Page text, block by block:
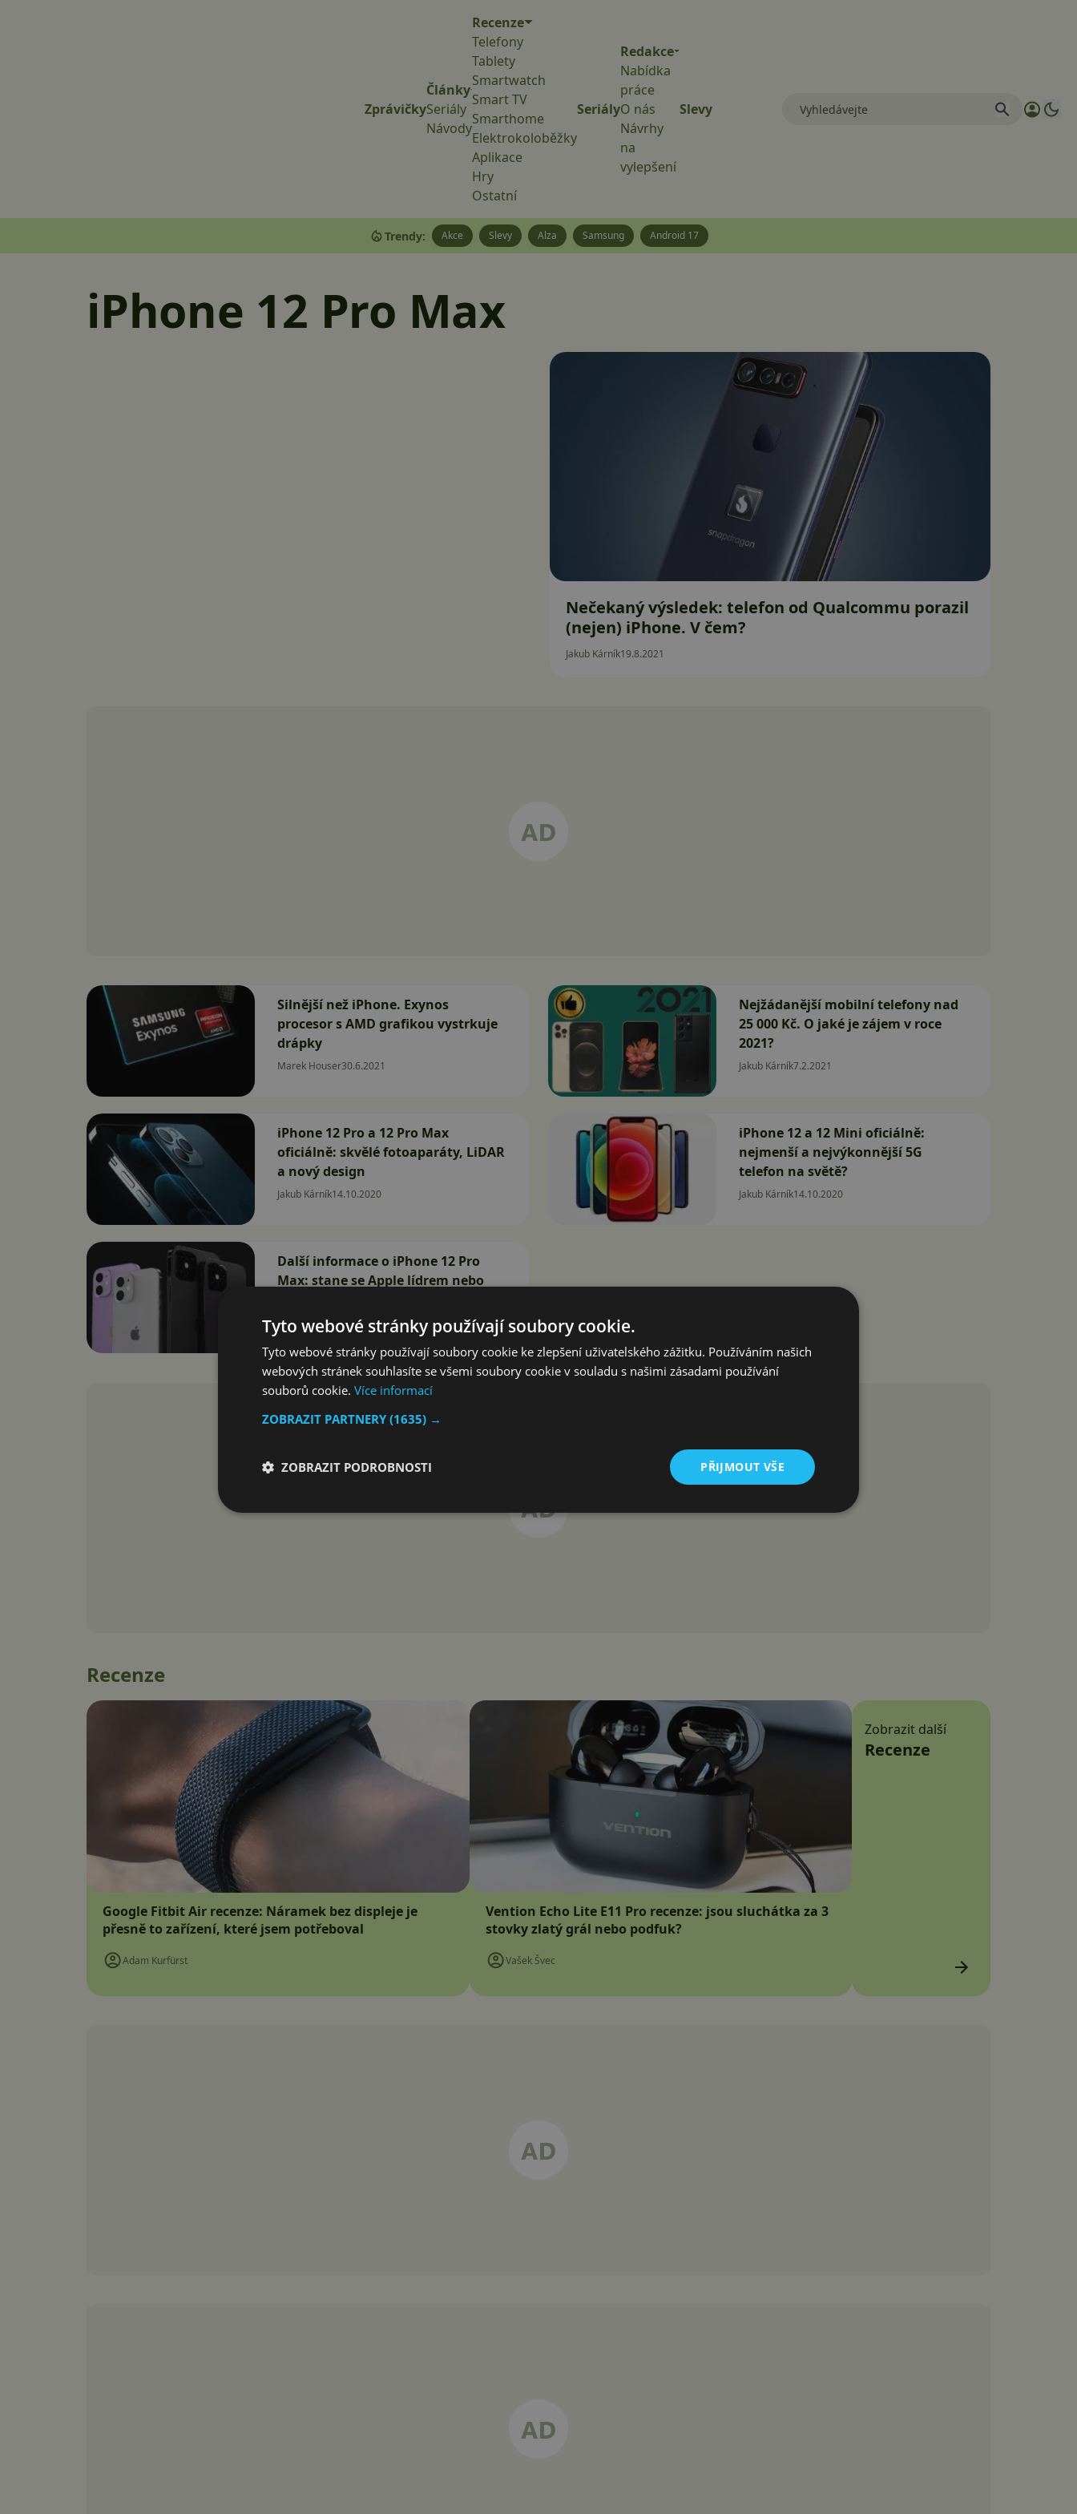
Zprávičky
Články
Seriály
Návody
Recenze
Telefony
Tablety
Smartwatch
Smart TV
Smarthome
Elektrokoloběžky
Aplikace
Hry
Ostatní
Seriály
Redakce
Nabídka
práce
O nás
Návrhy
na
vylepšení
Slevy
Trendy: Akce Slevy Alza Samsung Android 17
iPhone 12 Pro Max
Nečekaný výsledek: telefon od Qualcommu porazil
(nejen) iPhone. V čem?
Jakub Kárník19.8.2021
Silnější než iPhone. Exynos
procesor s AMD grafikou vystrkuje
drápky
Marek Houser30.6.2021
Nejžádanější mobilní telefony nad
25 000 Kč. O jaké je zájem v roce
2021?
Jakub Kárník7.2.2021
iPhone 12 Pro a 12 Pro Max
oficiálně: skvělé fotoaparáty, LiDAR
a nový design
Jakub Kárník14.10.2020
iPhone 12 a 12 Mini oficiálně:
nejmenší a nejvýkonnější 5G
telefon na světě?
Jakub Kárník14.10.2020
Další informace o iPhone 12 Pro
Max: stane se Apple lídrem nebo
Jakub Kárník30.8.2020
Recenze
Google Fitbit Air recenze: Náramek bez displeje je
přesně to zařízení, které jsem potřeboval
Adam Kurfürst
Vention Echo Lite E11 Pro recenze: jsou sluchátka za 3
stovky zlatý grál nebo podfuk?
Vašek Švec
Zobrazit další
Recenze
Tyto webové stránky používají soubory cookie.
Tyto webové stránky používají soubory cookie ke zlepšení uživatelského zážitku. Používáním našich
webových stránek souhlasíte se všemi soubory cookie v souladu s našimi zásadami používání
souborů cookie. Více informací
ZOBRAZIT PARTNERY(1635) →
PŘIJMOUT VŠE
ZOBRAZIT PODROBNOSTI